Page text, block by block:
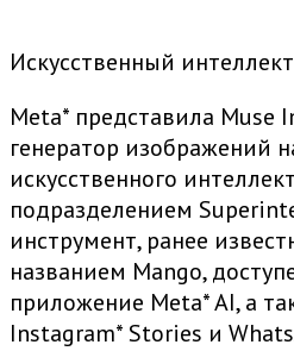
Искусственный
Meta* представила Muse
генератор изображений
искусственного
подразделением
инструмент, ранее
названием Mango,
приложение Meta* AI, а
Instagram* Stories и